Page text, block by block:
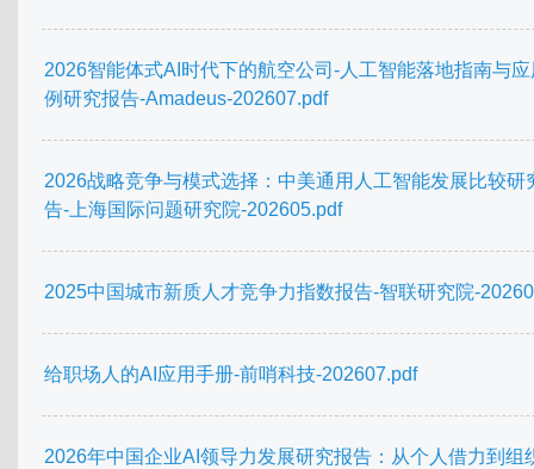
2026智能体式AI时代下的航空公司-人工智能落地指南与
例研究报告-Amadeus-202607.pdf
2026战略竞争与模式选择：中美通用人工智能发展比较研
告-上海国际问题研究院-202605.pdf
2025中国城市新质人才竞争力指数报告-智联研究院-
给职场人的AI应用手册-前哨科技-202607.pdf
2026年中国企业AI领导力发展研究报告：从个人借力到组